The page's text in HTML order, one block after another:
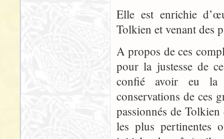
Elle est enrichie
Tolkien et venant des
A propos de ces
pour la justesse de
confié avoir eu la
conservations de ces
passionnés de
les plus pertinentes